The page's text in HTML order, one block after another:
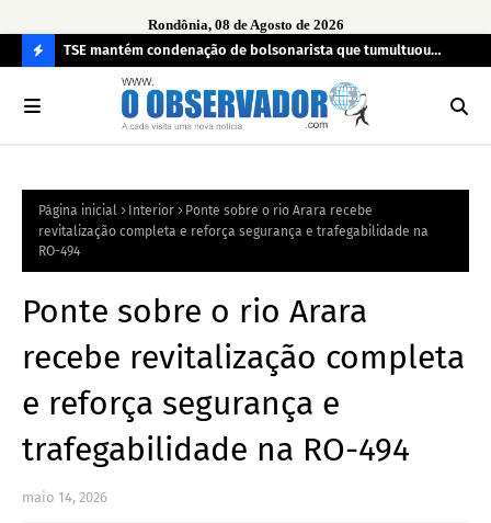
Rondônia, 08 de Agosto de 2026
O
R
A
TSE mantém condenação de bolsonarista que tumultuou
seção eleitoral em 2022
Página inicial Interior
Ponte sobre o rio Arara recebe
revitalização completa e reforça segurança e trafegabilidade na
RO-494
Ponte sobre o rio Arara
recebe revitalização completa
e reforça segurança e
trafegabilidade na RO-494
maio 14, 2026